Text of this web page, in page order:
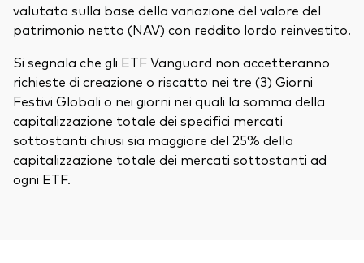
valutata sulla base della variazione del valore del
patrimonio netto (NAV) con reddito lordo reinvestito.
Si segnala che gli ETF Vanguard non accetteranno
richieste di creazione o riscatto nei tre (3) Giorni
Festivi Globali o nei giorni nei quali la somma della
capitalizzazione totale dei specifici mercati
sottostanti chiusi sia maggiore del 25% della
capitalizzazione totale dei mercati sottostanti ad
ogni ETF.